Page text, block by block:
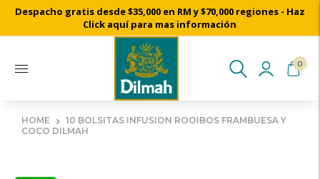
Despacho gratis desde $35,000 en RM y $70,000 regiones - Haz
Click aquí para mas información
0
HOME › 10 BOLSITAS INFUSION ROOIBOS FRAMBUESA Y
COCO DILMAH